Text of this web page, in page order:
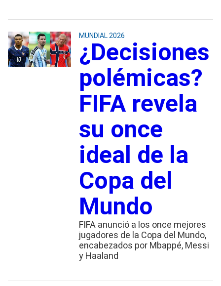
MUNDIAL 2026
¿Decisiones
polémicas?
FIFA revela
su once
ideal de la
Copa del
Mundo
FIFA anunció a los once mejores
jugadores de la Copa del Mundo,
encabezados por Mbappé, Messi
y Haaland